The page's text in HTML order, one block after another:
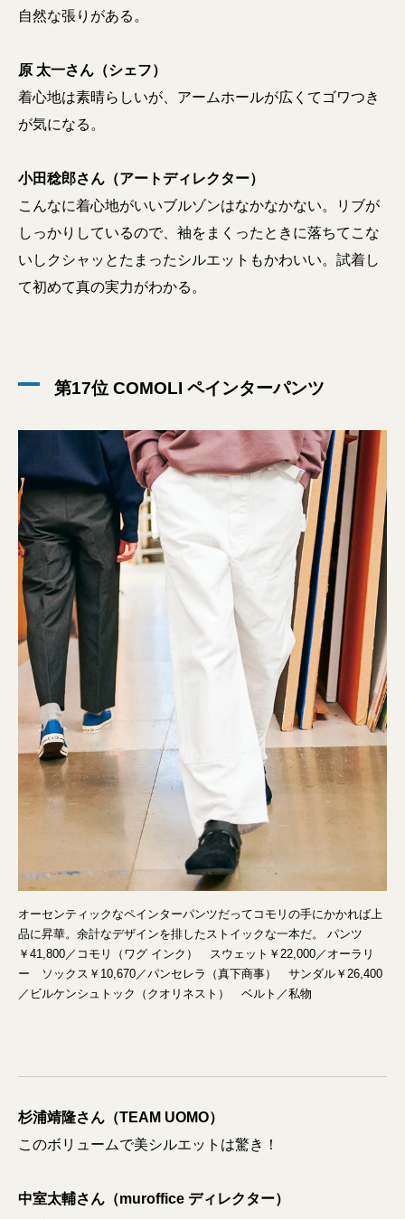
自然な張りがある。
原 太一さん（シェフ）
着心地は素晴らしいが、アームホールが広くてゴワつき
が気になる。
小田稔郎さん（アートディレクター）
こんなに着心地がいいブルゾンはなかなかない。リブが
しっかりしているので、袖をまくったときに落ちてこな
いしクシャッとたまったシルエットもかわいい。試着し
て初めて真の実力がわかる。
第17位 COMOLI ペインターパンツ
オーセンティックなペインターパンツだってコモリの手にかかれば上
品に昇華。余計なデザインを排したストイックな一本だ。 パンツ
￥41,800／コモリ（ワグ インク） スウェット￥22,000／オーラリ
ー ソックス￥10,670／パンセレラ（真下商事） サンダル￥26,400
／ビルケンシュトック（クオリネスト） ベルト／私物
杉浦靖隆さん（TEAM UOMO）
このボリュームで美シルエットは驚き！
中室太輔さん（muroffice ディレクター）